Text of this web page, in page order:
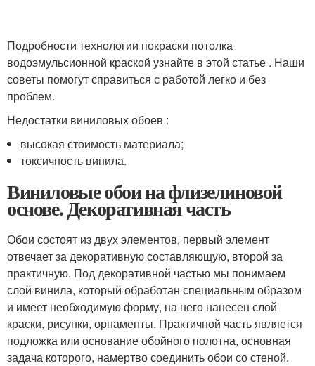
Подробности технологии покраски потолка
водоэмульсионной краской узнайте в этой статье . Наши
советы помогут справиться с работой легко и без
проблем.
Недостатки виниловых обоев :
высокая стоимость материала;
токсичность винила.
Виниловые обои на флизелиновой
основе. Декоративная часть
Обои состоят из двух элементов, первый элемент
отвечает за декоративную составляющую, второй за
практичную. Под декоративной частью мы понимаем
слой винила, который обработан специальным образом
и имеет необходимую форму, на него нанесен слой
краски, рисунки, орнаменты. Практичной часть является
подложка или основание обойного полотна, основная
задача которого, намертво соединить обои со стеной.